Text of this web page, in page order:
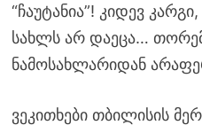
“ჩაუტანია”! კიდევ
სახლს არ დაეცა…
ნამოსახლარიდან
ვეკითხები თბილისის